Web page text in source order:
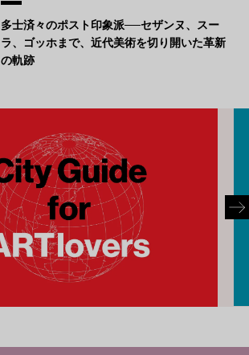
多士済々のポスト印象派──セザンヌ、スー
ラ、ゴッホまで、近代美術を切り開いた革新
の軌跡